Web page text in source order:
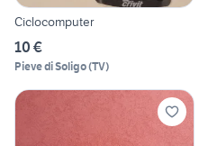
Ciclocomputer
10 €
Pieve di Soligo(TV)